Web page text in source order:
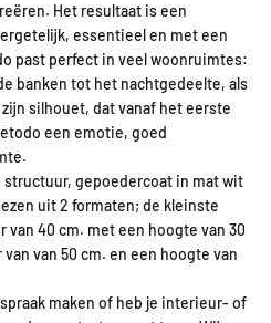
Het resultaat is een
essentieel en met een
past perfect in veel woonruimtes:
banken tot het nachtgedeelte, als
silhouet, dat vanaf het eerste
een emotie, goed
structuur, gepoedercoat in mat wit
uit 2 formaten; de kleinste
40 cm. met een hoogte van 30
van 50 cm. en een hoogte van
maken of heb je interieur- of